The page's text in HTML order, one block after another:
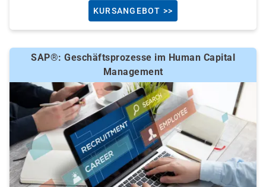
KURSANGEBOT >>
SAP®: Geschäftsprozesse im Human Capital
Management